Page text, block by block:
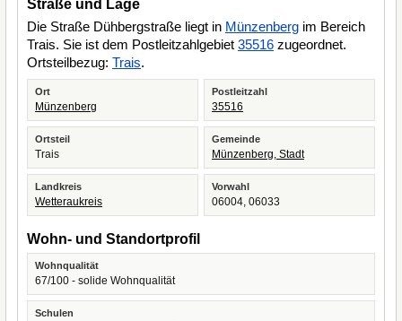
Straße und Lage
Die Straße Dühbergstraße liegt in Münzenberg im Bereich
Trais. Sie ist dem Postleitzahlgebiet 35516 zugeordnet.
Ortsteilbezug: Trais.
Ort
Münzenberg
Postleitzahl
35516
Ortsteil
Trais
Gemeinde
Münzenberg, Stadt
Landkreis
Wetteraukreis
Vorwahl
06004, 06033
Wohn- und Standortprofil
Wohnqualität
67/100 - solide Wohnqualität
Schulen